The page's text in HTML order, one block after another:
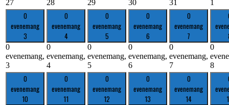
27
28
29
30
31
1
0
evenemang
3
0
evenemang,
3
0
evenemang
4
0
evenemang,
4
0
evenemang
5
0
evenemang,
5
0
evenemang
6
0
evenemang,
6
0
evenemang
7
0
evenemang,
7
0
8
0
evenemang
10
0
evenemang
11
0
evenemang
12
0
evenemang
13
0
evenemang
14